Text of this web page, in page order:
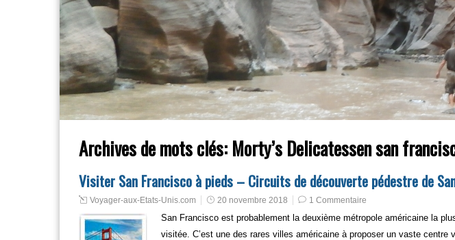
Archives de mots clés: Morty’s Delicatessen san
Visiter San Francisco à pieds – Circuits de découverte pédestre de
Voyager-aux-Etats-Unis.com 20 novembre 2018 1 Commentaire
San Francisco est probablement la deuxième métropole américaine la
visitée. C’est une des rares villes américaine à proposer un vaste centre